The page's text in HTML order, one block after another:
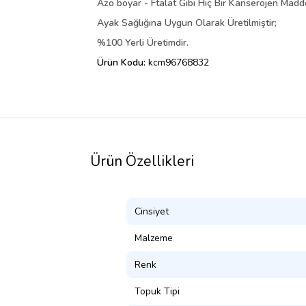
Azo boyar - Ftalat Gibi Hiç Bir Kanserojen
Ayak Sağlığına Uygun Olarak Üretilmiştir;
%100 Yerli Üretimdir.
Ürün Kodu: kcm96768832
Ürün Özellikleri
Cinsiyet
Malzeme
Renk
Topuk Tipi